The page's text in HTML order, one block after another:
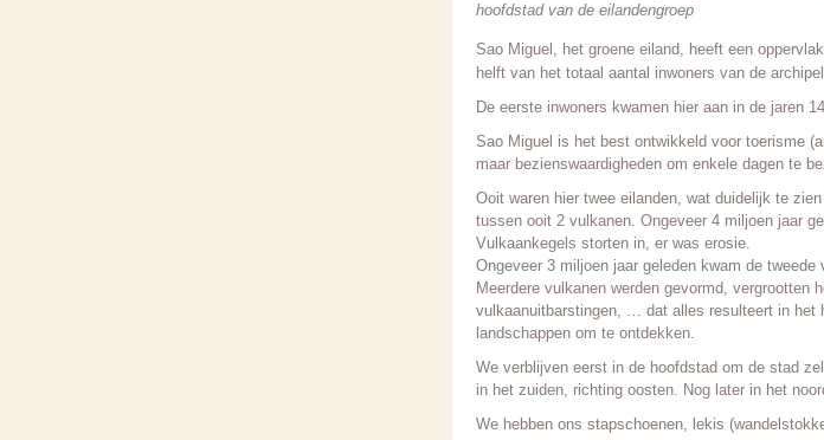
hoofdstad van de eilandengroep
Sao Miguel, het groene eiland, heeft een
helft van het totaal aantal inwoners van de archipel.
De eerste inwoners kwamen hier aan in de jaren
Sao Miguel is het best ontwikkeld voor toerisme
maar bezienswaardigheden om enkele dagen te
Ooit waren hier twee eilanden, wat duidelijk te
tussen ooit 2 vulkanen. Ongeveer 4 miljoen jaar
Vulkaankegels storten in, er was erosie.
Ongeveer 3 miljoen jaar geleden kwam de
Meerdere vulkanen werden gevormd, vergrootten
vulkaanuitbarstingen, … dat alles resulteert in
landschappen om te ontdekken.
We verblijven eerst in de hoofdstad om de stad
in het zuiden, richting oosten. Nog later in het
We hebben ons stapschoenen, lekis